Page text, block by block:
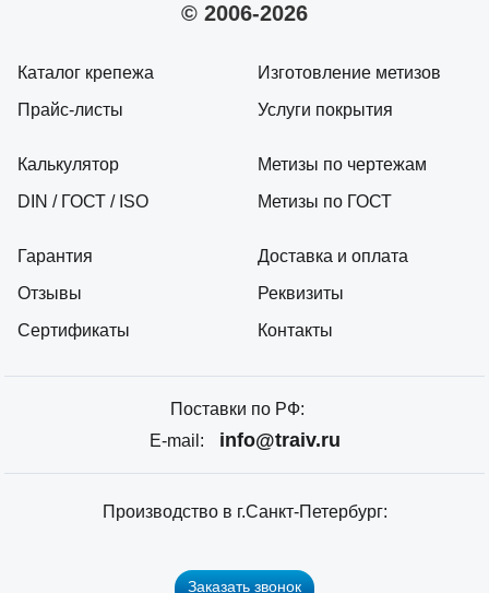
© 2006-2026
Каталог крепежа
Прайс-листы
Калькулятор
DIN / ГОСТ / ISO
Гарантия
Отзывы
Сертификаты
Изготовление метизов
Услуги покрытия
Метизы по чертежам
Метизы по ГОСТ
Доставка и оплата
Реквизиты
Контакты
Поставки по РФ:
E-mail:
info@traiv.ru
Производство в г.Санкт-Петербург:
Заказать звонок